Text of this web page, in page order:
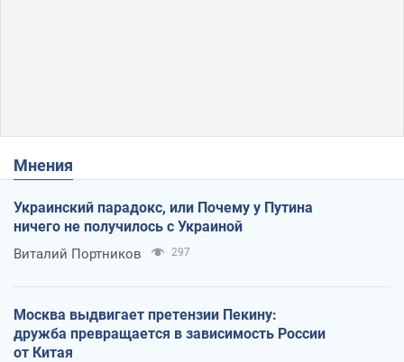
Мнения
Украинский парадокс, или Почему у Путина
ничего не получилось с Украиной
Виталий Портников 297
Москва выдвигает претензии Пекину:
дружба превращается в зависимость России
от Китая